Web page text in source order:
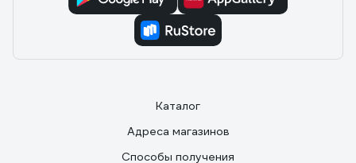
Каталог
Адреса магазинов
Способы получения